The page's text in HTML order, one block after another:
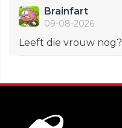
Brainfart
09-08-2026
Leeft die vrouw nog?